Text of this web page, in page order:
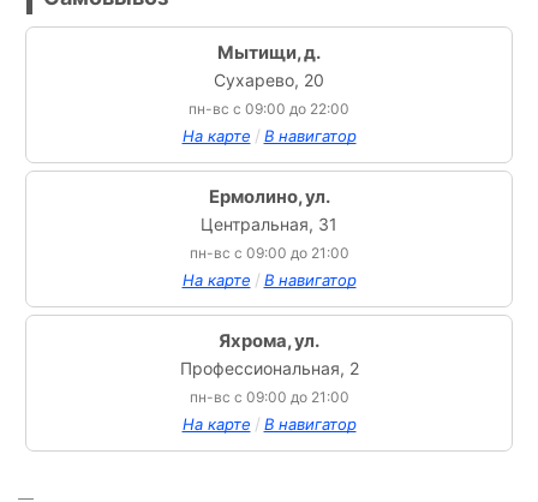
Мытищи, д.
Сухарево, 20
пн-вс с 09:00 до 22:00
На карте / В навигатор
Ермолино, ул.
Центральная, 31
пн-вс с 09:00 до 21:00
На карте / В навигатор
Яхрома, ул.
Профессиональная, 2
пн-вс с 09:00 до 21:00
На карте / В навигатор